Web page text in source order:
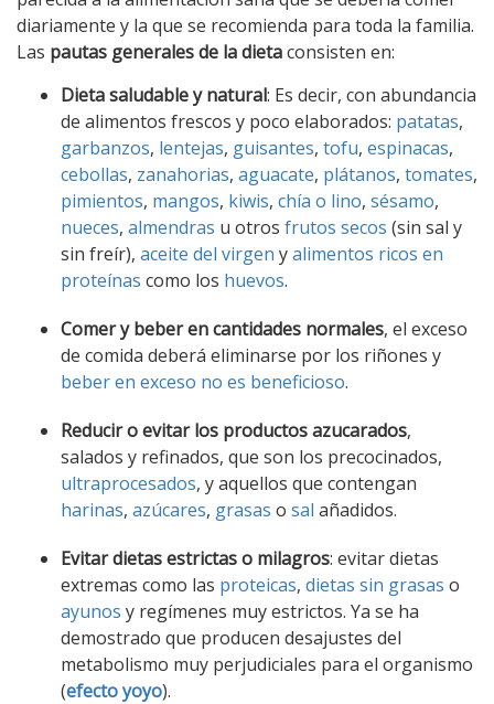
diariamente y la que se recomienda para toda la familia.
Las pautas generales de la dietaconsisten en:
Dieta saludable y natural: Es decir, con abundancia
de alimentos frescos y poco elaborados: patatas,
garbanzos, lentejas, guisantes, tofu, espinacas,
cebollas, zanahorias, aguacate, plátanos, tomates,
pimientos, mangos, kiwis, chía o lino, sésamo,
nueces, almendras u otros frutos secos (sin sal y
sin freír), aceite del virgen yalimentos ricos en
proteínas como los huevos.
Comer y beber en cantidades normales, el exceso
de comida deberá eliminarse por los riñones y
beber en exceso no es beneficioso.
Reducir o evitar los productos azucarados,
salados y refinados, que son los precocinados,
ultraprocesados, y aquellos que contengan
harinas, azúcares, grasas o sal añadidos.
Evitar dietas estrictas o milagros: evitar dietas
extremas como las proteicas, dietas sin grasas o
ayunos y regímenes muy estrictos. Ya se ha
demostrado que producen desajustes del
metabolismo muy perjudiciales para el organismo
(efecto yoyo).